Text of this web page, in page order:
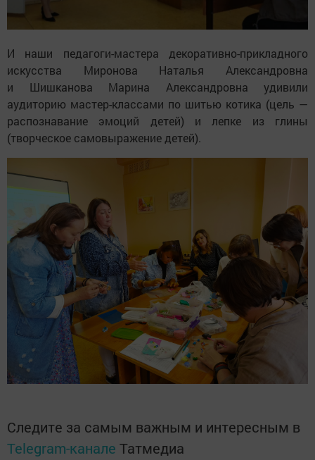
И наши педагоги-мастера декоративно-прикладного
искусства Миронова Наталья Александровна
и Шишканова Марина Александровна удивили
аудиторию мастер-классами по шитью котика (цель —
распознавание эмоций детей) и лепке из глины
(творческое самовыражение детей).
Следите за самым важным и интересным в
Telegram-канале Татмедиа